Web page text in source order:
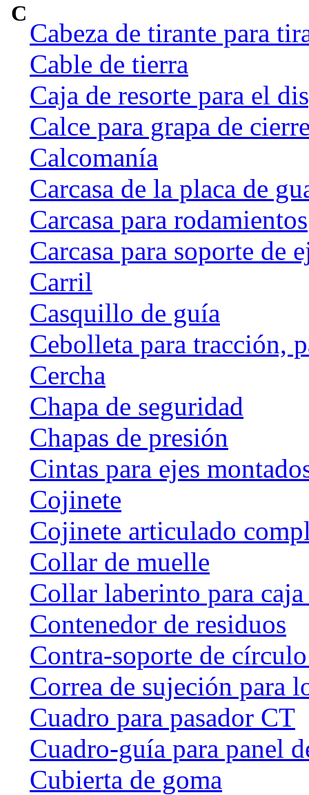
C
Cabeza de tirante para
Cable de tierra
Caja de resorte para el
Calce para grapa de
Calcomanía
Carcasa de la placa de
Carcasa para rodamientos
Carcasa para soporte de
Carril
Casquillo de guía
Cebolleta para tracción,
Cercha
Chapa de seguridad
Chapas de presión
Cintas para ejes
Cojinete
Cojinete articulado
Collar de muelle
Collar laberinto para
Contenedor de residuos
Contra-soporte de
Correa de sujeción para
Cuadro para pasador CT
Cuadro-guía para panel
Cubierta de goma